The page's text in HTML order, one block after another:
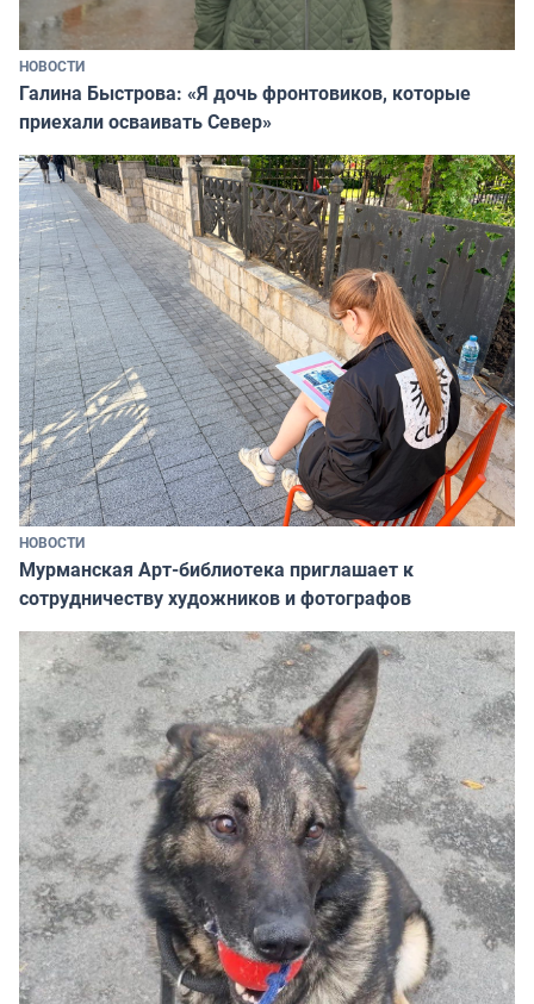
НОВОСТИ
Галина Быстрова: «Я дочь фронтовиков, которые
приехали осваивать Север»
НОВОСТИ
Мурманская Арт-библиотека приглашает к
сотрудничеству художников и фотографов